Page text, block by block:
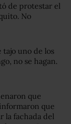
de protestar el
No
tajo uno de los
no se hagan.
que
que
la fachada del